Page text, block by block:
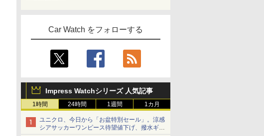
Car Watch をフォローする
Impress Watchシリーズ 人気記事
1時間 24時間 1週間 1カ月
ユニクロ、今日から「お盆特別セール」。涼感
シアサッカーワンピース待望値下げ、撥水ギア